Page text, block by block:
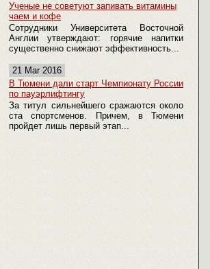
Ученые не советуют запивать витамины
чаем и кофе
Сотрудники Университета Восточной
Англии утверждают: горячие напитки
существенно снижают эффективность...
21 Mar 2016
В Тюмени дали старт Чемпионату России
по пауэрлифтингу
За титул сильнейшего сражаются около
ста спортсменов. Причем, в Тюмени
пройдет лишь первый этап...